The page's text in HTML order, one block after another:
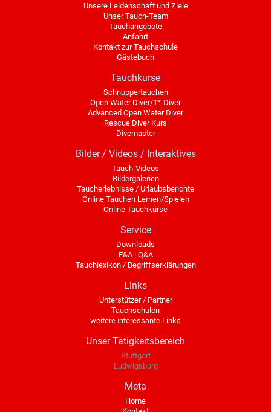
Unsere Leidenschaft und Ziele
Unser Tauch-Team
Tauchangebote
Anfahrt
Kontakt zur Tauchschule
Gästebuch
Tauchkurse
Schnuppertauchen
Open Water Diver/1*-Diver
Advanced Open Water Diver
Rescue Diver Kurs
Divemaster
Bilder / Videos / Interaktives
Tauch-Videos
Bildergalerien
Taucherlebnisse / Urlaubsberichte
Online Tauchen Lernen/Spielen
Online Tauchkurse
Service
Downloads
F&A | Q&A
Tauchlexikon / Begriffserklärungen
Links
Unterstützer / Partner
Tauchschulen
weitere interessante Links
Unser Tätigkeitsbereich
Stuttgart
Ludwigsburg
Meta
Home